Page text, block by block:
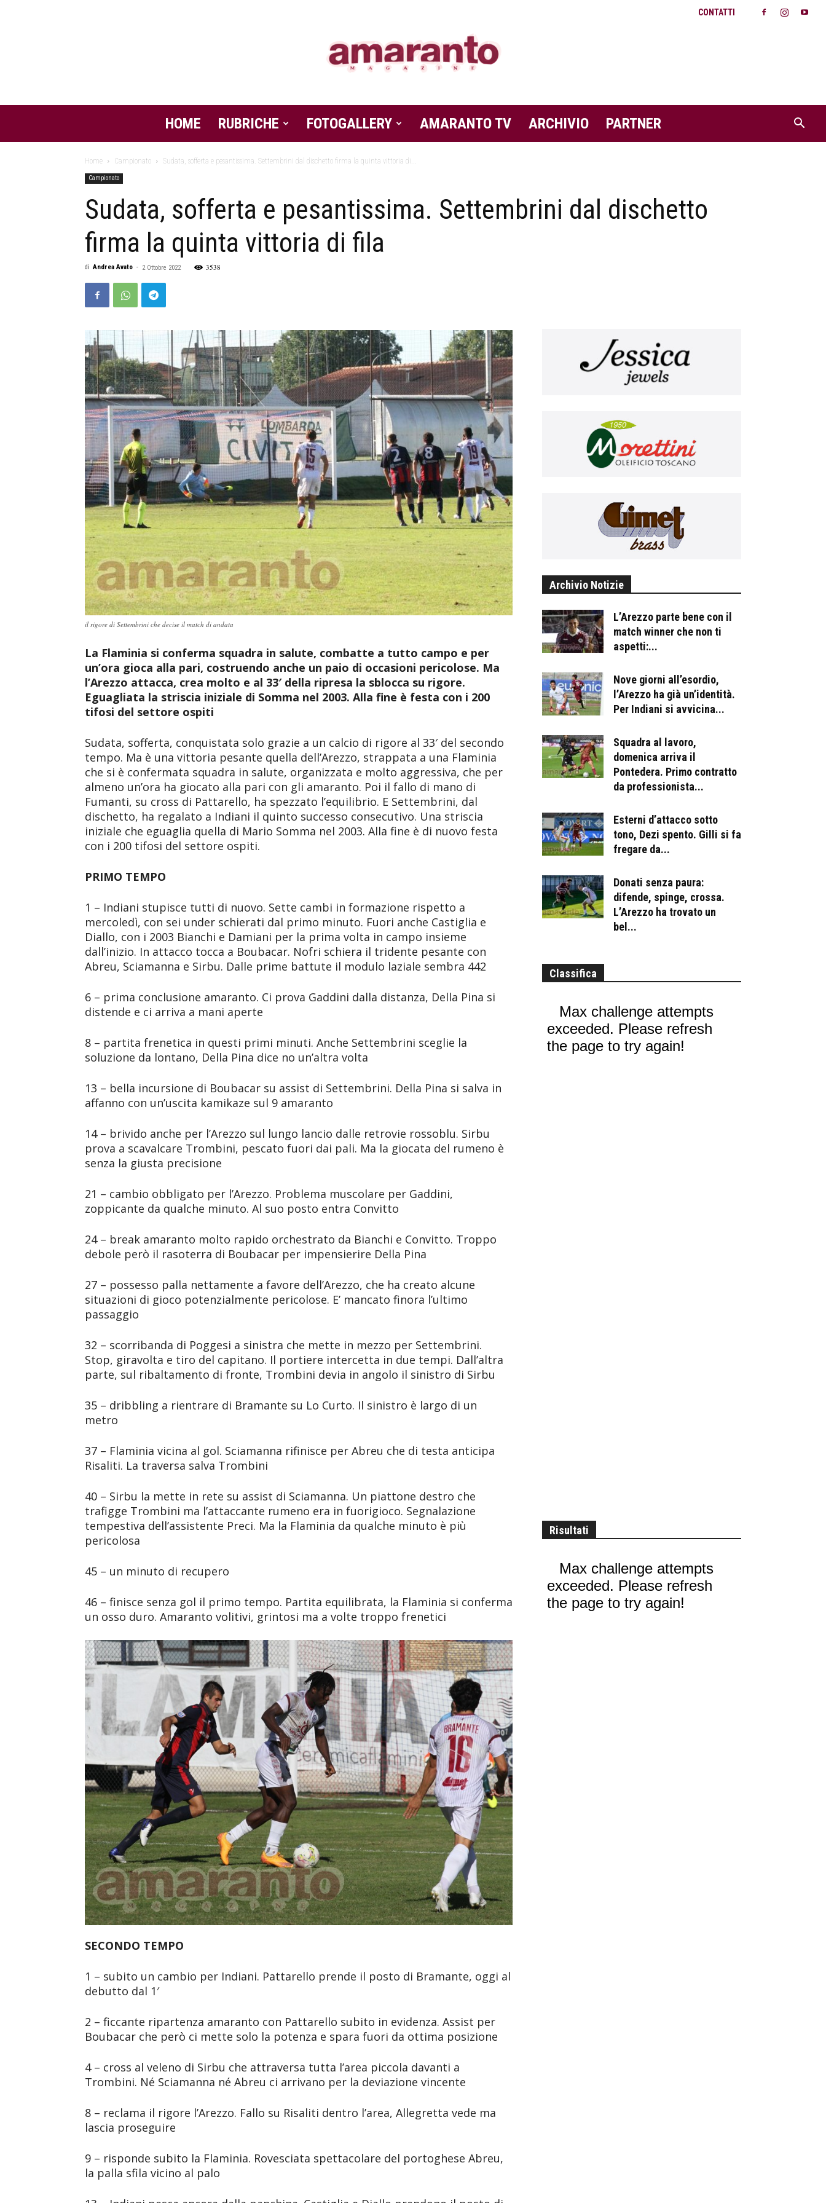
CONTATTI
Amaranto
Magazine
HOME RUBRICHE FOTOGALLERY AMARANTO TV ARCHIVIO PARTNER
Home Campionato Sudata, sofferta e pesantissima. Settembrini dal dischetto firma la quinta vittoria di...
Campionato
Sudata, sofferta e pesantissima. Settembrini dal dischetto
firma la quinta vittoria di fila
di Andrea Avato - 2 Ottobre 2022 3538
il rigore di Settembrini che decise il match di andata
La Flaminia si conferma squadra in salute, combatte a tutto campo e per
un’ora gioca alla pari, costruendo anche un paio di occasioni pericolose. Ma
l’Arezzo attacca, crea molto e al 33′ della ripresa la sblocca su rigore.
Eguagliata la striscia iniziale di Somma nel 2003. Alla fine è festa con i 200
tifosi del settore ospiti
Sudata, sofferta, conquistata solo grazie a un calcio di rigore al 33′ del secondo
tempo. Ma è una vittoria pesante quella dell’Arezzo, strappata a una Flaminia
che si è confermata squadra in salute, organizzata e molto aggressiva, che per
almeno un’ora ha giocato alla pari con gli amaranto. Poi il fallo di mano di
Fumanti, su cross di Pattarello, ha spezzato l’equilibrio. E Settembrini, dal
dischetto, ha regalato a Indiani il quinto successo consecutivo. Una striscia
iniziale che eguaglia quella di Mario Somma nel 2003. Alla fine è di nuovo festa
con i 200 tifosi del settore ospiti.
PRIMO TEMPO
1 – Indiani stupisce tutti di nuovo. Sette cambi in formazione rispetto a
mercoledì, con sei under schierati dal primo minuto. Fuori anche Castiglia e
Diallo, con i 2003 Bianchi e Damiani per la prima volta in campo insieme
dall’inizio. In attacco tocca a Boubacar. Nofri schiera il tridente pesante con
Abreu, Sciamanna e Sirbu. Dalle prime battute il modulo laziale sembra 442
6 – prima conclusione amaranto. Ci prova Gaddini dalla distanza, Della Pina si
distende e ci arriva a mani aperte
8 – partita frenetica in questi primi minuti. Anche Settembrini sceglie la
soluzione da lontano, Della Pina dice no un’altra volta
13 – bella incursione di Boubacar su assist di Settembrini. Della Pina si salva in
affanno con un’uscita kamikaze sul 9 amaranto
14 – brivido anche per l’Arezzo sul lungo lancio dalle retrovie rossoblu. Sirbu
prova a scavalcare Trombini, pescato fuori dai pali. Ma la giocata del rumeno è
senza la giusta precisione
21 – cambio obbligato per l’Arezzo. Problema muscolare per Gaddini,
zoppicante da qualche minuto. Al suo posto entra Convitto
24 – break amaranto molto rapido orchestrato da Bianchi e Convitto. Troppo
debole però il rasoterra di Boubacar per impensierire Della Pina
27 – possesso palla nettamente a favore dell’Arezzo, che ha creato alcune
situazioni di gioco potenzialmente pericolose. E’ mancato finora l’ultimo
passaggio
32 – scorribanda di Poggesi a sinistra che mette in mezzo per Settembrini.
Stop, giravolta e tiro del capitano. Il portiere intercetta in due tempi. Dall’altra
parte, sul ribaltamento di fronte, Trombini devia in angolo il sinistro di Sirbu
35 – dribbling a rientrare di Bramante su Lo Curto. Il sinistro è largo di un
metro
37 – Flaminia vicina al gol. Sciamanna rifinisce per Abreu che di testa anticipa
Risaliti. La traversa salva Trombini
40 – Sirbu la mette in rete su assist di Sciamanna. Un piattone destro che
trafigge Trombini ma l’attaccante rumeno era in fuorigioco. Segnalazione
tempestiva dell’assistente Preci. Ma la Flaminia da qualche minuto è più
pericolosa
45 – un minuto di recupero
46 – finisce senza gol il primo tempo. Partita equilibrata, la Flaminia si conferma
un osso duro. Amaranto volitivi, grintosi ma a volte troppo frenetici
SECONDO TEMPO
1 – subito un cambio per Indiani. Pattarello prende il posto di Bramante, oggi al
debutto dal 1′
2 – ficcante ripartenza amaranto con Pattarello subito in evidenza. Assist per
Boubacar che però ci mette solo la potenza e spara fuori da ottima posizione
4 – cross al veleno di Sirbu che attraversa tutta l’area piccola davanti a
Trombini. Né Sciamanna né Abreu ci arrivano per la deviazione vincente
8 – reclama il rigore l’Arezzo. Fallo su Risaliti dentro l’area, Allegretta vede ma
lascia proseguire
9 – risponde subito la Flaminia. Rovesciata spettacolare del portoghese Abreu,
la palla sfila vicino al palo
Archivio Notizie
L’Arezzo parte bene con il
match winner che non ti
aspetti:...
Nove giorni all’esordio,
l’Arezzo ha già un’identità.
Per Indiani si avvicina...
Squadra al lavoro,
domenica arriva il
Pontedera. Primo contratto
da professionista...
Esterni d’attacco sotto
tono, Dezi spento. Gilli si fa
fregare da...
Donati senza paura:
difende, spinge, crossa.
L’Arezzo ha trovato un
bel...
Classifica
Risultati